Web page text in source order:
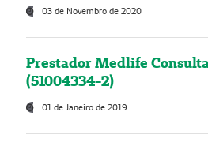
03 de Novembro de 2020
Prestador Medlife
(51004334-2)
01 de Janeiro de 2019